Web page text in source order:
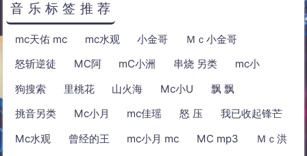
音乐标签推荐
mc天佑 mc mc水观 小金哥
Ｍｃ小金哥
怒斩逆徒
MC阿 mC小洲 串烧 另类
mc小
狗搜索
里桃花 山火海 Mc小U
飘 飘
挑音另类
Mc小月 mc佳瑶 怒 压
我已收起锋芒
Mc水观
曾经的王 mc小月 mc MC mp3
Ｍｃ洪